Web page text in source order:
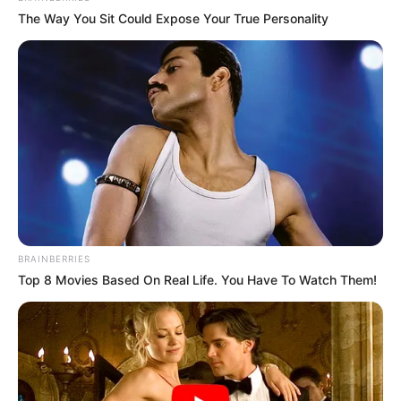
The Way You Sit Could Expose Your True Personality
BRAINBERRIES
Top 8 Movies Based On Real Life. You Have To Watch Them!